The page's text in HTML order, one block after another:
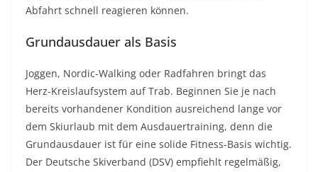
Abfahrt schnell reagieren können.
Grundausdauer als Basis
Joggen, Nordic-Walking oder Radfahren bringt das
Herz-Kreislaufsystem auf Trab. Beginnen Sie je nach
bereits vorhandener Kondition ausreichend lange vor
dem Skiurlaub mit dem Ausdauertraining, denn die
Grundausdauer ist für eine solide Fitness-Basis wichtig.
Der Deutsche Skiverband (DSV) empfiehlt regelmäßig,